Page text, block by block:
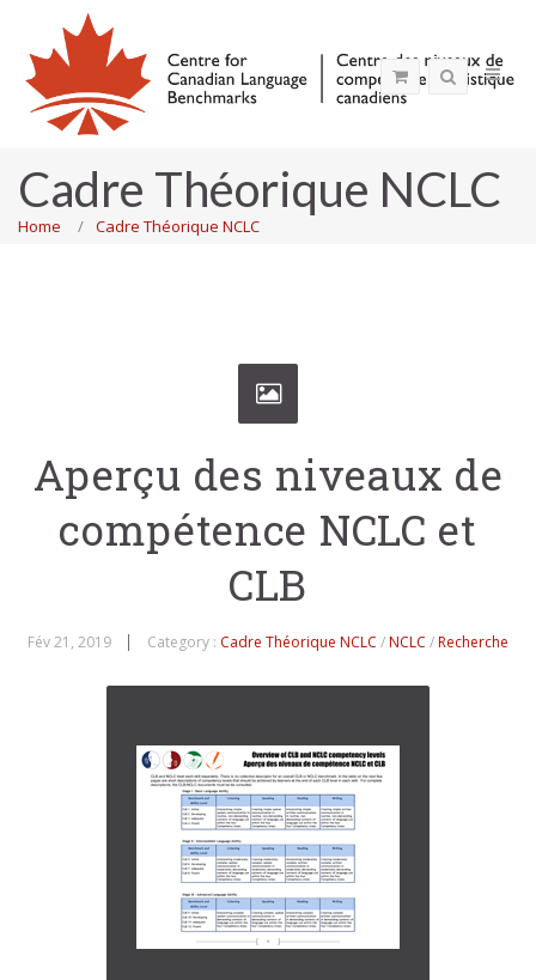
Cadre Théorique NCLC
Home Cadre Théorique NCLC
Aperçu des niveaux de
compétence NCLC et
CLB
Fév 21, 2019 Category : Cadre Théorique NCLC /NCLC /Recherche